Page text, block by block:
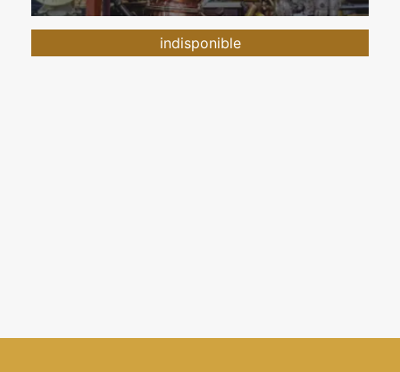
indisponible